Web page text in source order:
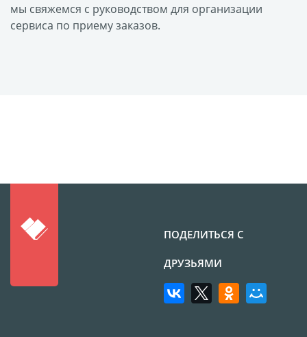
Фото на футболках
Фото на бейсболке
Обложка для
Брелок Госномер
Фото на стеклянной
мы свяжемся с руководством для организации
сервиса по приему заказов.
ПОДЕЛИТЬСЯ С
ДРУЗЬЯМИ